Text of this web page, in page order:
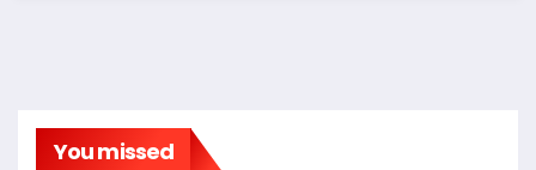
You missed